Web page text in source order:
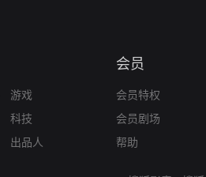
游戏
科技
出品人
会员
会员特权
会员剧场
帮助